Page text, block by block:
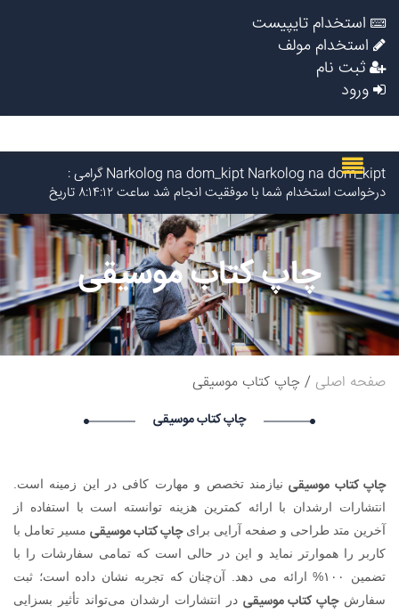
استخدام تایپیست
استخدام مولف
ثبت نام
ورود
Narkolog na dom_kipt Narkolog na dom_kipt گرامی :
درخواست استخدام شما با موفقیت انجام شد ساعت ۸:۱۴:۱۲ تاریخ
۱۴۰۵/۵/۱۷
Narkolog na dom_idSi Narkolog na dom_idSi گرامی :
درخواست استخدام شما با موفقیت انجام شد ساعت ۴:۵:۴۹ تاریخ
۱۴۰۵/۵/۱۷
Lychshie karnizi_moOl Lychshie karnizi_moOl گرامی :
درخواست استخدام شما با موفقیت انجام شد ساعت ۴:۵:۴۹ تاریخ
۱۴۰۵/۵/۱۷
LarrySkavY LarrySkavY گرامی : درخواست استخدام شما با موفقیت
انجام شد ساعت ۳:۲۳:۲۴ تاریخ ۱۴۰۵/۵/۱۷
۱۴۰۵/۵/۱۶
Vivod iz zapoya na domy_jhSr Vivod iz zapoya na
domy_jhSr گرامی : درخواست استخدام شما با موفقیت انجام شد
ساعت ۱۵:۵۶:۱۳ تاریخ ۱۴۰۵/۵/۱۷
Lychshie karnizi_sbma Lychshie karnizi_sbma گرامی :
درخواست استخدام شما با موفقیت انجام شد ساعت ۸:۵۸:۱۱ تاریخ
۱۴۰۵/۵/۱۷
چاپ کتاب موسیقی
صفحه اصلی چاپ کتاب موسیقی
چاپ کتاب موسیقی
چاپ کتاب موسیقینیازمند تخصص و مهارت کافی در این زمینه است.
انتشارات ارشدان با ارائه کمترین هزینه توانسته است با استفاده از
آخرین متد طراحی و صفحه آرایی برایچاپ کتاب موسیقی مسیر تعامل با
کاربر را هموارتر نماید و این در حالی است که تمامی سفارشات را با
تضمین ۱۰۰% ارائه می دهد. آن‌چنان که تجربه نشان داده است؛ ثبت
سفارشچاپ کتاب موسیقی در انتشارات ارشدان می‌تواند تأثیر بسزایی